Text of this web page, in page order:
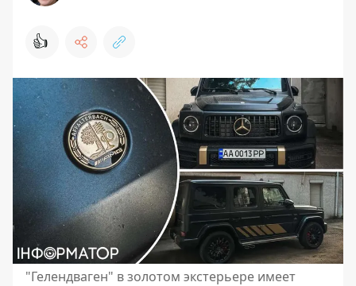
👍
"Гелендваген" в золотом экстерьере имеет